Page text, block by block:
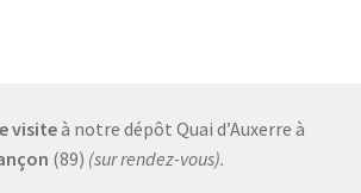
visiteà notre dépôt Quai d’Auxerre à
(89) (sur rendez-vous).